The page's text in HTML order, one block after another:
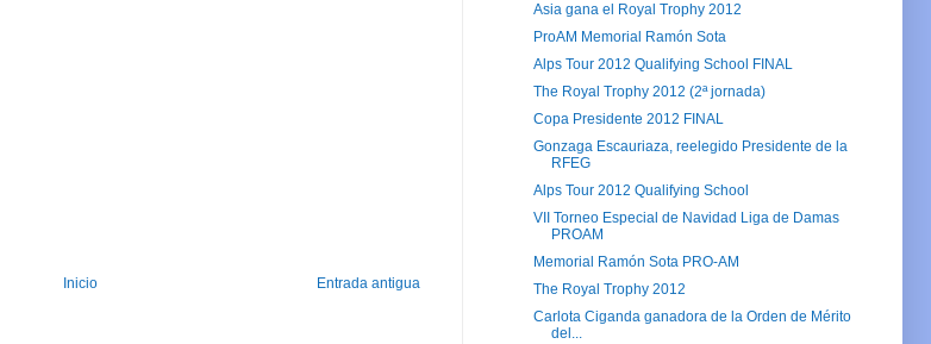
Entrada antigua
Inicio
Asia gana el Royal Trophy 2012
ProAM Memorial Ramón Sota
Alps Tour 2012 Qualifying School FINAL
The Royal Trophy 2012 (2ª jornada)
Copa Presidente 2012 FINAL
Gonzaga Escauriaza, reelegido Presidente de la
RFEG
Alps Tour 2012 Qualifying School
VII Torneo Especial de Navidad Liga de Damas
PROAM
Memorial Ramón Sota PRO-AM
The Royal Trophy 2012
Carlota Ciganda ganadora de la Orden de Mérito
del...